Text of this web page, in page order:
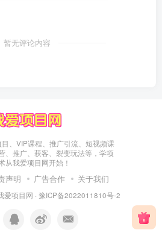
暂无评论内容
、VIP课程、推广引流、短视频课
、推广、获客、裂变玩法等，学项
从我爱项目网开始！
声明 广告合作 关于我们
爱项目网 · 豫ICP备2022011810号-2